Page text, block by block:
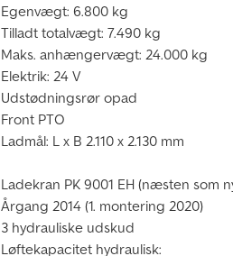
Egenvægt: 6.800 kg
Tilladt totalvægt: 7.490 kg
Maks. anhængervægt: 24.000 kg
Elektrik: 24 V
Udstødningsrør opad
Front PTO
Ladmål: L x B 2.110 x 2.130 mm
Ladekran PK 9001 EH (næsten som
Årgang 2014 (1. montering 2020)
3 hydrauliske udskud
Løftekapacitet hydraulisk: